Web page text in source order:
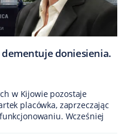
dementuje doniesienia.
w Kijowie pozostaje
placówka, zaprzeczając
Wcześniej